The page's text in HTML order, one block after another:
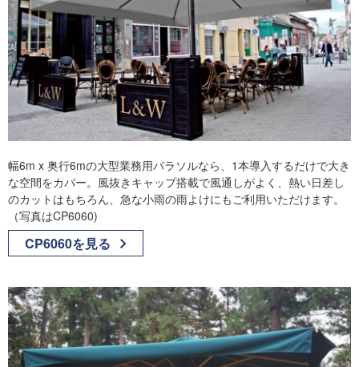
幅6m x 奥行6mの大型業務用パラソルなら、1本導入するだけで大き
な空間をカバー。風抜きキャップ搭載で風通しがよく、熱い日差し
のカットはもちろん、急な小雨の雨よけにもご利用いただけます。
（写真はCP6060)
CP6060を見る